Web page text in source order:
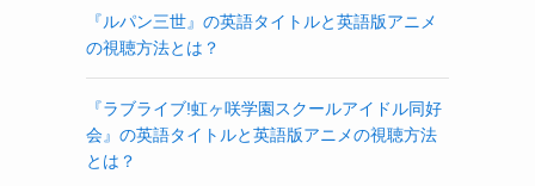
『ルパン三世』の英語タイトルと英語版アニメ
の視聴方法とは？
『ラブライブ!虹ヶ咲学園スクールアイドル同好
会』の英語タイトルと英語版アニメの視聴方法
とは？